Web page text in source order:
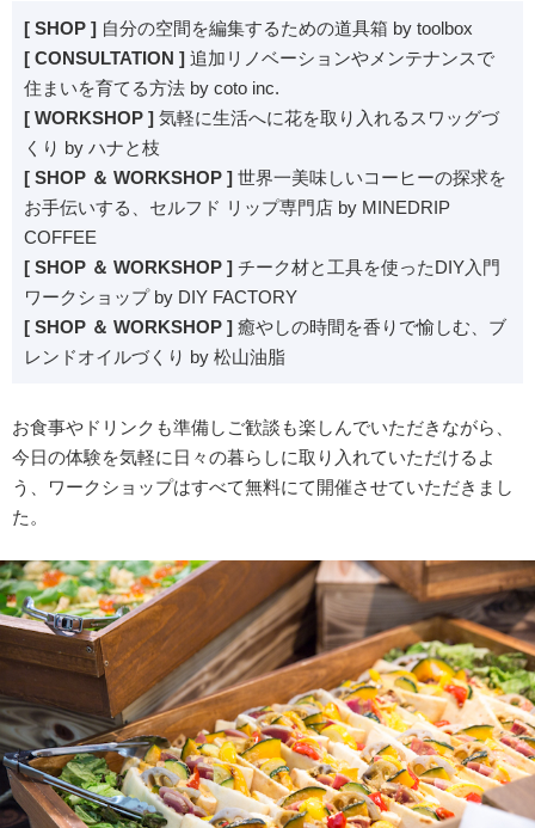
[ SHOP ] 自分の空間を編集するための道具箱 by toolbox
[ CONSULTATION ] 追加リノベーションやメンテナンスで
住まいを育てる方法 by coto inc.
[ WORKSHOP ] 気軽に生活へに花を取り入れるスワッグづ
くり by ハナと枝
[ SHOP ＆ WORKSHOP ] 世界一美味しいコーヒーの探求を
お手伝いする、セルフド リップ専門店 by MINEDRIP
COFFEE
[ SHOP ＆ WORKSHOP ] チーク材と工具を使ったDIY入門
ワークショップ by DIY FACTORY
[ SHOP ＆ WORKSHOP ] 癒やしの時間を香りで愉しむ、ブ
レンドオイルづくり by 松山油脂
お食事やドリンクも準備しご歓談も楽しんでいただきながら、
今日の体験を気軽に日々の暮らしに取り入れていただけるよ
う、ワークショップはすべて無料にて開催させていただきまし
た。